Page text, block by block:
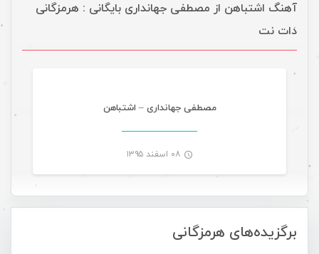
برگزیده‌های هرمزگانی
آهنگ اشتباهن از مصطفی جهانداری بایگانی : هرمزگانی
دات نت
مصطفی جهانداری – اشتباهن
۰۸ اسفند ۱۳۹۵